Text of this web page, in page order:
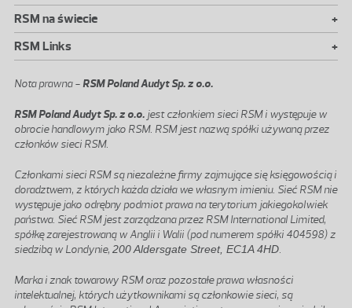
RSM na świecie
+
RSM Links
+
Nota prawna -RSM Poland Audyt Sp. z o.o.
RSM Poland Audyt Sp. z o.o. jest członkiem sieci RSM i występuje w
obrocie handlowym jako RSM. RSM jest nazwą spółki używaną przez
członków sieci RSM.
Członkami sieci RSM są niezależne firmy zajmujące się księgowością i
doradztwem, z których każda działa we własnym imieniu. Sieć RSM nie
występuje jako odrębny podmiot prawa na terytorium jakiegokolwiek
państwa. Sieć RSM jest zarządzana przez RSM International Limited,
spółkę zarejestrowaną w Anglii i Walii (pod numerem spółki 404598) z
siedzibą w Londynie, 200 Aldersgate Street, EC1A 4HD.
Marka i znak towarowy RSM oraz pozostałe prawa własności
intelektualnej, których użytkownikami są członkowie sieci, są